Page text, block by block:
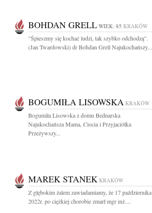
BOHDAN GRELL WIEK: 85 KRAKÓW
"Śpieszmy się kochać ludzi, tak szybko odchodzą".
(Jan Twardowski) dr Bohdan Grell Najukochańszy...
BOGUMIŁA LISOWSKA KRAKÓW
Bogumiła Lisowska z domu Bednarska
Najukochańsza Mama, Ciocia i Przyjaciółka
Przeżywszy...
MAREK STANEK KRAKÓW
Z głębokim żalem zawiadamiamy, że 17 października
2022r. po ciężkiej chorobie zmarł mgr inż....